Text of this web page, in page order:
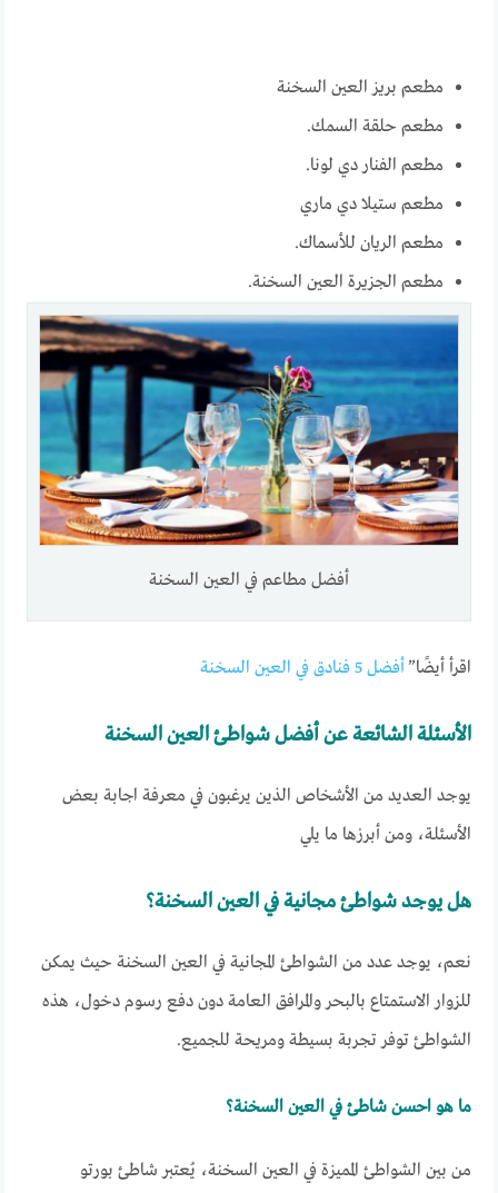
مطعم بريز العين السخنة
مطعم حلقة السمك.
مطعم الفنار دي لونا.
مطعم ستيلا دي ماري
مطعم الريان للأسماك.
مطعم الجزيرة العين السخنة.
أفضل مطاعم في العين السخنة
اقرأ أيضًا” أفضل 5 فنادق في العين السخنة
الأسئلة الشائعة عن أفضل شواطئ العين السخنة
يوجد العديد من الأشخاص الذين يرغبون في معرفة اجابة بعض
الأسئلة، ومن أبرزها ما يلي
هل يوجد شواطئ مجانية في العين السخنة؟
نعم، يوجد عدد من الشواطئ المجانية في العين السخنة حيث يمكن
للزوار الاستمتاع بالبحر والمرافق العامة دون دفع رسوم دخول، هذه
الشواطئ توفر تجربة بسيطة ومريحة للجميع.
ما هو احسن شاطئ في العين السخنة؟
من بين الشواطئ المميزة في العين السخنة، يُعتبر شاطئ بورتو